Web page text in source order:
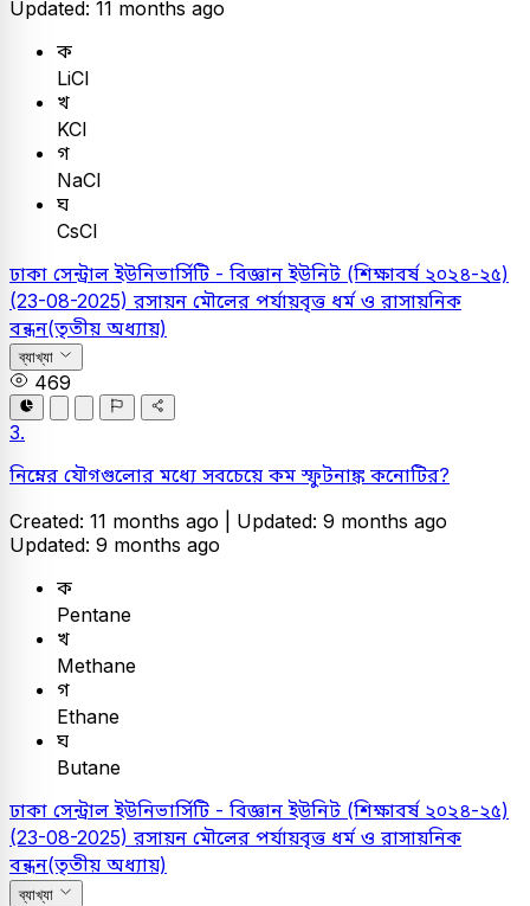
Updated: 11 months ago
ক
LiCl
খ
KCI
গ
NaCl
ঘ
CsCl
ঢাকা সেন্ট্রাল ইউনিভার্সিটি - বিজ্ঞান ইউনিট (শিক্ষাবর্ষ ২০২৪-২৫)
(23-08-2025) রসায়ন মৌলের পর্যায়বৃত্ত ধর্ম ও রাসায়নিক
বন্ধন(তৃতীয় অধ্যায়)
ব্যাখ্যা
469
3.
নিম্নের যৌগগুলোর মধ্যে সবচেয়ে কম স্ফুটনাঙ্ক কনোটির?
Created: 11 months ago | Updated: 9 months ago
Updated: 9 months ago
ক
Pentane
খ
Methane
গ
Ethane
ঘ
Butane
ঢাকা সেন্ট্রাল ইউনিভার্সিটি - বিজ্ঞান ইউনিট (শিক্ষাবর্ষ ২০২৪-২৫)
(23-08-2025) রসায়ন মৌলের পর্যায়বৃত্ত ধর্ম ও রাসায়নিক
বন্ধন(তৃতীয় অধ্যায়)
ব্যাখ্যা